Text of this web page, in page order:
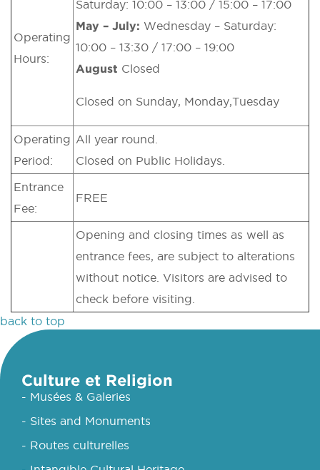
Operating
Hours:
Saturday: 10:00 – 13:00 / 15:00 – 17:00
May – July: Wednesday – Saturday:
10:00 – 13:30 / 17:00 – 19:00
August Closed
Closed on Sunday, Monday,Tuesday
Operating
Period:
All year round.
Closed on Public Holidays.
Entrance
Fee:
FREE
Opening and closing times as well as
entrance fees, are subject to alterations
without notice. Visitors are advised to
check before visiting.
back to top
Culture et Religion
- Musées & Galeries
- Sites and Monuments
- Routes culturelles